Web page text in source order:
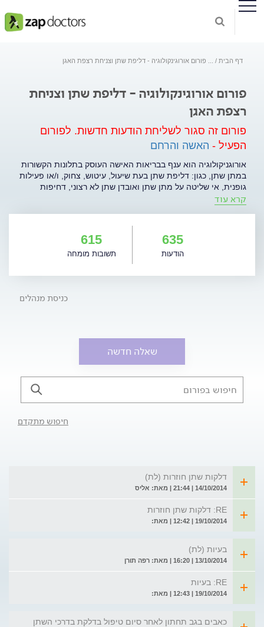
דף הבית פורום אורוגינקולוגיה - דליפת שתן וצניחת רצפת האגן
פורום אורוגינקולוגיה - דליפת שתן וצניחת
רצפת האגן
פורום זה סגור לשליחת הודעות חדשות. לפורום
הפעיל - האשה והרחם
אורוגניקולוגיה הוא ענף בבריאות האישה העוסק בתלונות הקשורות
במתן שתן, כגון: דליפת שתן בעת שיעול, עיטוש, צחוק, ו/או פעילות
גופנית, אי שליטה על מתן שתן ואובדן שתן לא רצוני, דחיפות
ותכיפות במתן שתן, התעוררות משינה בלילה יותר מפעם אחת
מיוחסים לצניחת רחם, צניחת שלפוחית השתן או צניחת הרקטום
דרך פתח הנרתיק החוצה. תופעות אלה גורמות לסבל משמעותי
ופוגעות בתפקוד היומיומי. ניתן כיום להציע מגוון רחב של
אפשרויות טיפול בהפרעות אלה, החל מטיפול תרופתי, פיזיותרפיה
ויעילים בפיתרון בעיות של דליפת שתן במאמץ וצניחת דפנות
קרא עוד
635
הודעות
615
תשובות מומחה
כניסת מנהלים
שאלה חדשה
חיפוש מתקדם
דלקות שתן חוזרות (לת)
14/10/2014 | 21:44 | מאת: אליס
RE: דלקות שתן חוזרות
19/10/2014 | 12:42 | מאת:
בעיות (לת)
13/10/2014 | 16:20 | מאת: רפה תורן
RE: בעיות
19/10/2014 | 12:43 | מאת:
כאבים בגב תחתון לאחר סיום טיפול בדלקת בדרכי השתן